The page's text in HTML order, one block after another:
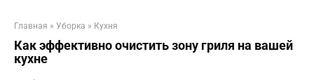
Главная » Уборка » Кухня
Как эффективно очистить зону гриля на вашей
кухне